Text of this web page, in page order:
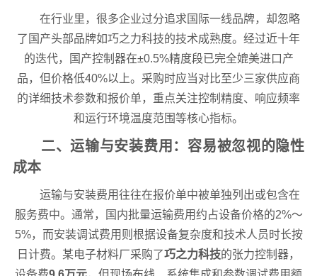
在行业里，很多企业过分追求国际一线品牌，却忽略
了国产头部品牌如巧之力科技的技术成熟度。经过近十年
的迭代，国产控制器在±0.5%精度段已完全媲美进口产
品，但价格低40%以上。采购时应当对比至少三家供应商
的详细技术参数和报价单，重点关注控制精度、响应频率
和运行环境温度范围等核心指标。
二、运输与安装费用：容易被忽视的隐性
成本
运输与安装费用往往在报价单中被单独列出或包含在
服务费中。通常，国内批量运输费用约占设备价格的2%～
5%，而安装调试费用则根据设备复杂度和技术人员时长按
日计费。某电子材料厂采购了巧之力科技的张力控制器，